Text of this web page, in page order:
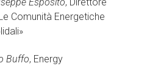
Comunità Energetiche
Buffo, Energy